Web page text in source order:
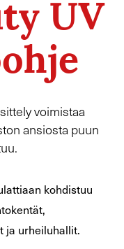
UV
voimistaa
ansiosta puun
kohdistuu
ja urheiluhallit.